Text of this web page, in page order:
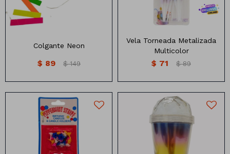
Colgante Neon
$ 89 $ 149
Vela Torneada Metalizada
Multicolor
$ 71 $ 89
Velas de cumpleaños x10
unidades
Vaso con tapa y sorbito
tornasolado
Manteles
Brillosa
Soportes